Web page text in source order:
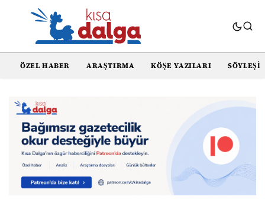
ÖZEL HABER ARAŞTIRMA KÖŞE YAZILARI SÖYLEŞI